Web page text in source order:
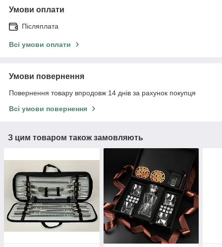
Умови оплати
Післяплата
Всі умови оплати
Умови повернення
Повернення товару впродовж 14 днів за рахунок покупця
Всі умови повернення
З цим товаром також замовляють